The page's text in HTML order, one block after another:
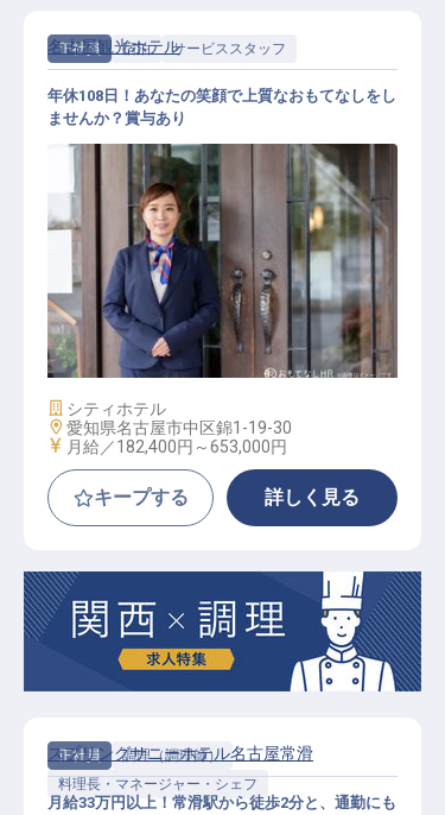
正社員 宿泊 サービススタッフ
宿泊
名古屋観光ホテル
年休108日！あなたの笑顔で上質なおもてなしをし
ませんか？賞与あり
施設業態
シティホテル
勤務地
愛知県名古屋市中区錦1-19-30
給与
月給／182,400円～653,000円
キープする 詳しく見る
正社員
調理（調理師）
料理長・マネージャー・シェフ
スプリングサニーホテル名古屋常滑
月給33万円以上！常滑駅から徒歩2分と、通勤にも